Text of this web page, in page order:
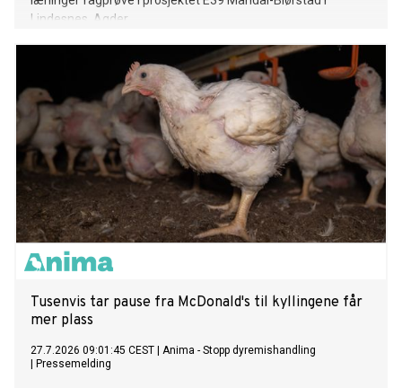
Lindesnes, Agder.
Tusenvis tar pause fra McDonald's til kyllingene får
mer plass
27.7.2026 09:01:45 CEST
Anima - Stopp dyremishandling
Pressemelding